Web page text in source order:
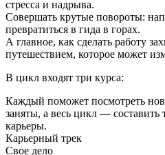
стресса и надрыва.
Совершать крутые повороты:
превратиться в гида в горах.
А главное, как сделать работу
путешествием, которое может
В цикл входят три курса:
Каждый поможет посмотреть
заняты, а весь цикл — составить
карьеры.
Карьерный трек
Свое дело